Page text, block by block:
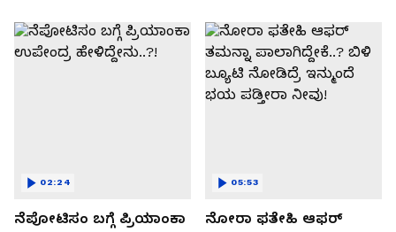
ನೆಪೋಟಿಸಂ ಬಗ್ಗೆ ಪ್ರಿಯಾಂಕಾ
02:24
ನೋರಾ ಫತೇಹಿ ಆಫರ್​
05:53